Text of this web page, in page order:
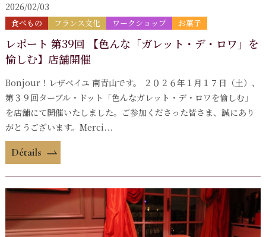
2026/02/03
食べもの フランス文化 ワークショップ お菓子
レポート 第39回 【色んな「ガレット・デ・ロワ」を
愉しむ】店舗開催
Bonjour！レザベイユ 南青山です。 ２０２６年１月１７日（土）、
第３９回ターブル・ドット「色んなガレット・デ・ロワを愉しむ」
を店舗にて開催いたしました。ご参加くださった皆さま、誠にあり
がとうございます。Merci...
Détails